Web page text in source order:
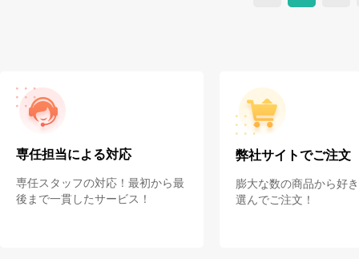
専任担当による対応
専任スタッフの対応！最初から最
後まで一貫したサービス！
弊社サイトでご注文
膨大な数の商品から好
選んでご注文！